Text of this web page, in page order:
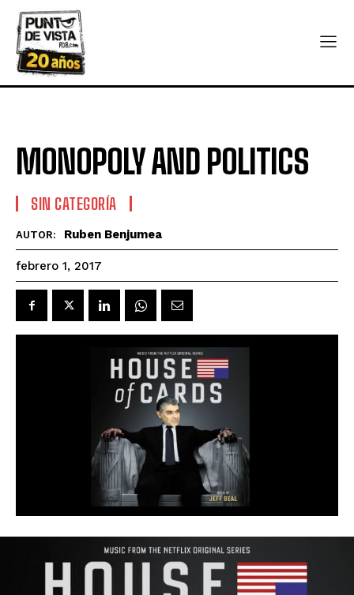
MONOPOLY AND POLITICS
SIN CATEGORÍA
AUTOR: Ruben Benjumea
febrero 1, 2017